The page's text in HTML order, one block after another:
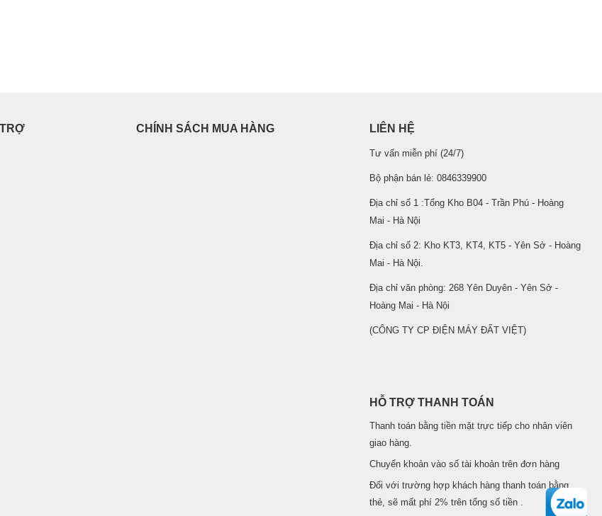
CHÍNH SÁCH MUA HÀNG LIÊN HỆ
Tư vấn miễn phí (24/7)
Bộ phận bán lẻ: 0846339900
Địa chỉ số 1 :Tổng Kho B04 - Trần Phú - Hoàng
Mai - Hà Nội
Địa chỉ số 2: Kho KT3, KT4, KT5 - Yên Sở - Hoàng
Mai - Hà Nội.
Địa chỉ văn phòng: 268 Yên Duyên - Yên Sở -
Hoàng Mai - Hà Nội
(CÔNG TY CP ĐIỆN MÁY ĐẤT VIỆT)
HỖ TRỢ THANH TOÁN
Thanh toán bằng tiền mặt trực tiếp cho nhân viên
giao hàng.
Chuyển khoản vào số tài khoản trên đơn hàng
Đối với trường hợp khách hàng thanh toán bằng
thẻ, sẽ mất phí 2% trên tổng số tiền .